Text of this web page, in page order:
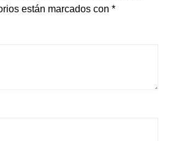
están marcados con *